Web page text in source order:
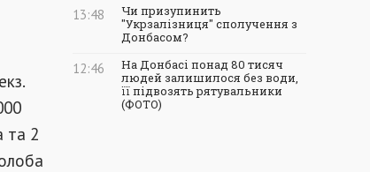
та 2
13:48
Чи призупинить
"Укрзалізниця" сполучення з
Донбасом?
12:46
На Донбасі понад 80 тисяч
людей залишилося без води,
її підвозять рятувальники
(ФОТО)